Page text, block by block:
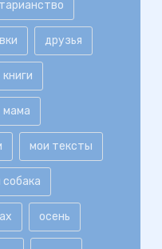
друзья
книги
мама
мои тексты
собака
осень